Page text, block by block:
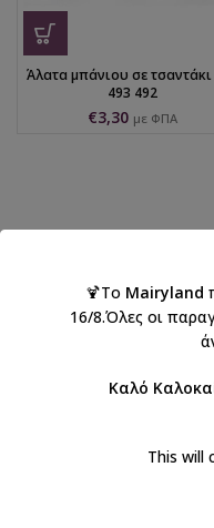
Άλατα μπάνιου σε
493 492
€3,30 με ΦΠΑ
🍹Το Mairyland
16/8.Όλες οι
Καλό
This will